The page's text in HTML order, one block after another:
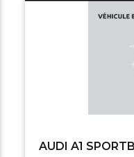
AUDI A1